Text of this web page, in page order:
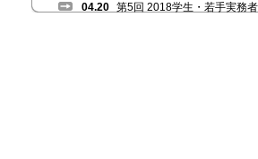
04.20 第5回 2018学生・若手実務